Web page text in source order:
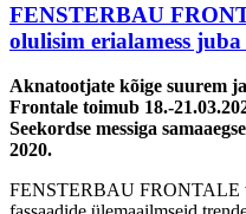
FENSTERBAU
olulisim erialamess
Aknatootjate kõige suurem
Frontale toimub 18.-
Seekordse messiga
2020.
FENSTERBAU FRONTALE